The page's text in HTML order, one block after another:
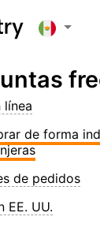
línea
de forma
de pedidos
EE. UU.